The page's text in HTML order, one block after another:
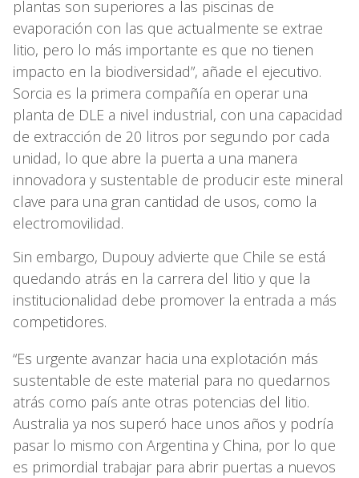
plantas son superiores a las piscinas de
evaporación con las que actualmente se extrae
litio, pero lo más importante es que no tienen
impacto en la biodiversidad”, añade el ejecutivo.
Sorcia es la primera compañía en operar una
planta de DLE a nivel industrial, con una capacidad
de extracción de 20 litros por segundo por cada
unidad, lo que abre la puerta a una manera
innovadora y sustentable de producir este mineral
clave para una gran cantidad de usos, como la
electromovilidad.
Sin embargo, Dupouy advierte que Chile se está
quedando atrás en la carrera del litio y que la
institucionalidad debe promover la entrada a más
competidores.
“Es urgente avanzar hacia una explotación más
sustentable de este material para no quedarnos
atrás como país ante otras potencias del litio.
Australia ya nos superó hace unos años y podría
pasar lo mismo con Argentina y China, por lo que
es primordial trabajar para abrir puertas a nuevos